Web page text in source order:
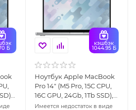
Б
кэшбэк
1044.95 Б
Ноутбук Apple MacBook
Pro 14" (M5 Pro, 15C CPU,
16C GPU, 24Gb, 1Tb SSD),
серебристый (MGDN4)
Имеется недостаток в виде